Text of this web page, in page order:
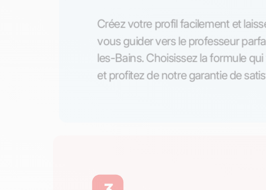
Créez votre profil facilement et
vous guider vers le professeur
les-Bains. Choisissez la formule
et profitez de notre garantie de